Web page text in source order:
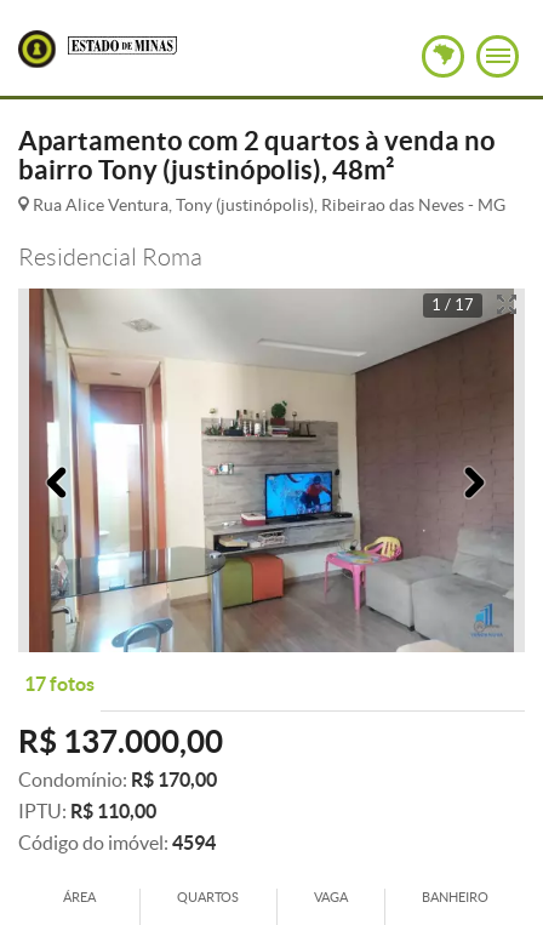
Apartamento com 2 quartos à venda no
bairro Tony (justinópolis), 48m²
Rua Alice Ventura, Tony (justinópolis), Ribeirao das Neves - MG
Residencial Roma
1 / 17
Anterior
17 fotos
R$ 137.000,00
Condomínio: R$ 170,00
IPTU: R$ 110,00
Código do imóvel: 4594
ÁREA QUARTOS VAGA BANHEIRO